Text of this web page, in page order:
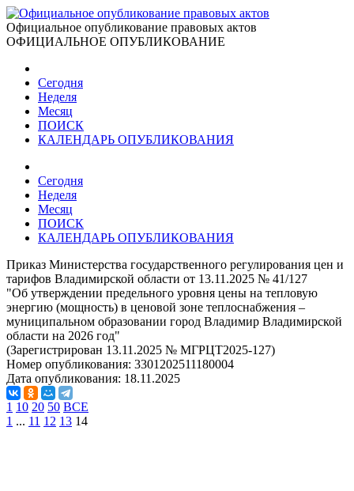
Официальное опубликование правовых актов
ОФИЦИАЛЬНОЕ ОПУБЛИКОВАНИЕ
Сегодня
Неделя
Месяц
ПОИСК
КАЛЕНДАРЬ ОПУБЛИКОВАНИЯ
Сегодня
Неделя
Месяц
ПОИСК
КАЛЕНДАРЬ ОПУБЛИКОВАНИЯ
Приказ Министерства государственного регулирования цен и
тарифов Владимирской области от 13.11.2025 № 41/127
"Об утверждении предельного уровня цены на тепловую
энергию (мощность) в ценовой зоне теплоснабжения –
муниципальном образовании город Владимир Владимирской
области на 2026 год"
(Зарегистрирован 13.11.2025 № МГРЦТ2025-127)
Номер опубликования: 3301202511180004
Дата опубликования: 18.11.2025
1 10 20 50 ВСЕ
1 ... 11 12 13 14